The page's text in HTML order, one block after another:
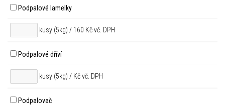
Podpalové lamelky
kusy (5kg) / 160 Kč vč. DPH
Podpalové dříví
kusy (5kg) / Kč vč. DPH
Podpalovač